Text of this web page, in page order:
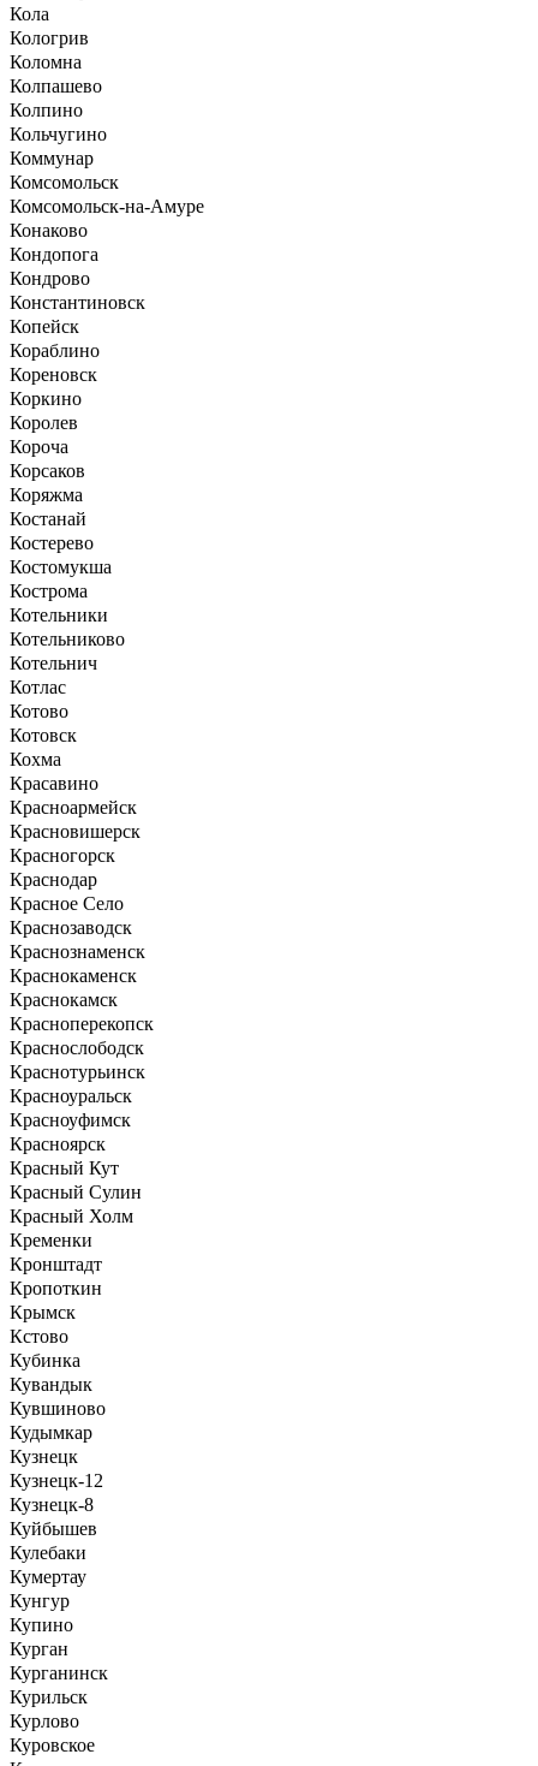
Кола
Кологрив
Коломна
Колпашево
Колпино
Кольчугино
Коммунар
Комсомольск
Комсомольск-на-Амуре
Конаково
Кондопога
Кондрово
Константиновск
Копейск
Кораблино
Кореновск
Коркино
Королев
Короча
Корсаков
Коряжма
Костанай
Костерево
Костомукша
Кострома
Котельники
Котельниково
Котельнич
Котлас
Котово
Котовск
Кохма
Красавино
Красноармейск
Красновишерск
Красногорск
Краснодар
Красное Село
Краснозаводск
Краснознаменск
Краснокаменск
Краснокамск
Красноперекопск
Краснослободск
Краснотурьинск
Красноуральск
Красноуфимск
Красноярск
Красный Кут
Красный Сулин
Красный Холм
Кременки
Кронштадт
Кропоткин
Крымск
Кстово
Кубинка
Кувандык
Кувшиново
Кудымкар
Кузнецк
Кузнецк-12
Кузнецк-8
Куйбышев
Кулебаки
Кумертау
Кунгур
Купино
Курган
Курганинск
Курильск
Курлово
Куровское